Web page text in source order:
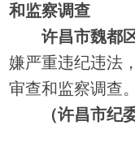
和监察调查
许昌市魏都
嫌严重违纪违法
审查和监察调查。
（许昌市纪